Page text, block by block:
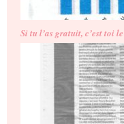
Si tu l’as gratuit, c’est toi